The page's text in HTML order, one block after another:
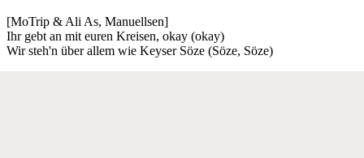
[MoTrip & Ali As, Manuellsen]
Ihr gebt an mit euren Kreisen, okay (okay)
Wir steh'n über allem wie Keyser Söze (Söze, Söze)